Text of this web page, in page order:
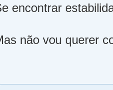
encontrar
não vou querer